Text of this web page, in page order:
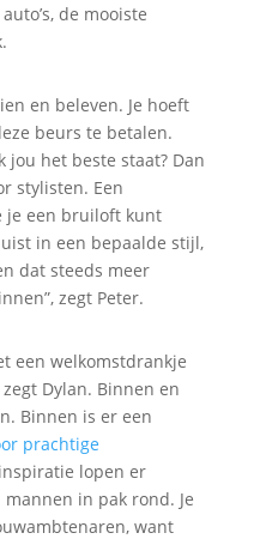
de mooiste
en beleven. Je hoeft
beurs te betalen.
jou het beste staat? Dan
stylisten. Een
je een bruiloft kunt
in een bepaalde stijl,
dat steeds meer
zegt Peter.
een welkomstdrankje
Dylan. Binnen en
Binnen is er een
prachtige
lopen er
in pak rond. Je
want